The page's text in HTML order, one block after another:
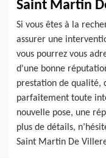
Saint Martin
Si vous êtes à la
assurer une
vous pourrez vous
d'une bonne
prestation de qualité,
parfaitement toute
nouvelle pose, une
plus de détails,
Saint Martin De